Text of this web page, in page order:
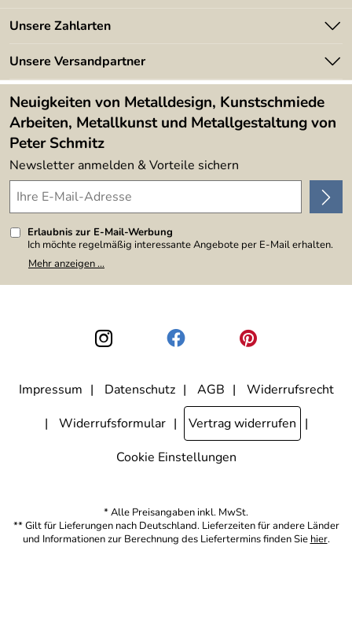
Kundeninformationen
Newsletter
Lieferbedingungen
Angebote
Kundenbewertungen (394)
4,9/5
Unsere Zahlarten
Unsere Versandpartner
Neuigkeiten von Metalldesign, Kunstschmiede
Arbeiten, Metallkunst und Metallgestaltung von
Peter Schmitz
Newsletter anmelden & Vorteile sichern
Erlaubnis zur E-Mail-Werbung
Ich möchte regelmäßig interessante Angebote per E-Mail erhalten.
Meine E-Mail-Adresse wird nicht an andere Unternehmen
weitergegeben. Zu statistischen Zwecken wird in anonymer Form
den Link "Abmelden" am Ende des Newsletters anklicke. Die
Datenschutzerklärung
habe ich zur Kenntnis genommen.
Mehr anzeigen ...
Impressum Datenschutz AGB
Widerrufsrecht
Widerrufsformular
Vertrag widerrufen
Cookie Einstellungen
* Alle Preisangaben inkl. MwSt.
** Gilt für Lieferungen nach Deutschland. Lieferzeiten für andere Länder
und Informationen zur Berechnung des Liefertermins finden Sie hier.